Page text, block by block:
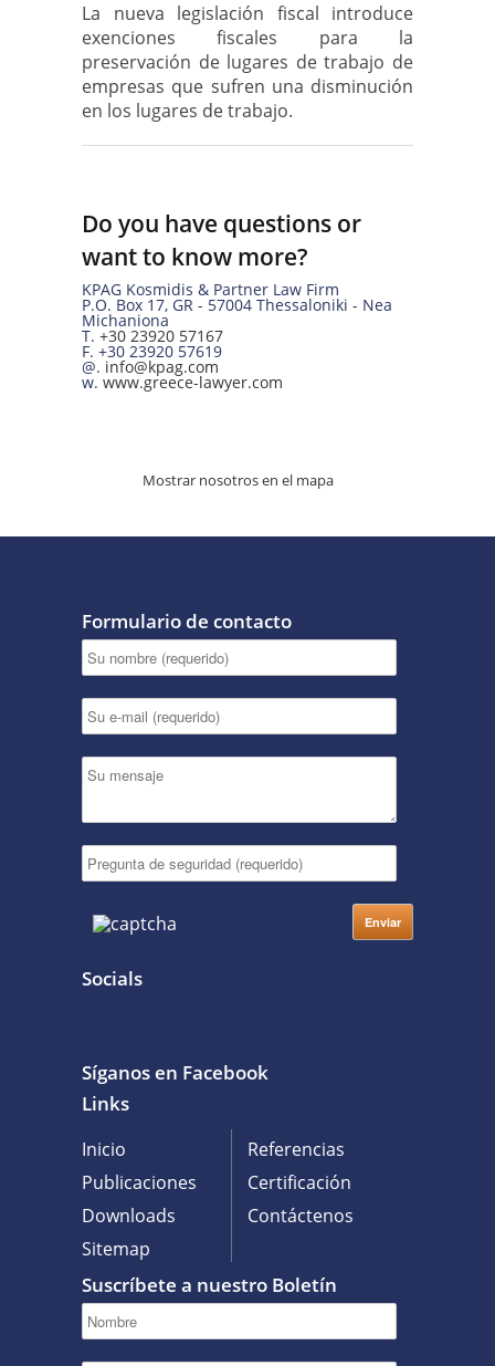
La nueva legislación fiscal introduce
exenciones fiscales para la
preservación de lugares de trabajo de
empresas que sufren una disminución
en los lugares de trabajo.
Do you have questions or
want to know more?
KPAG Kosmidis & Partner Law Firm
P.O. Box 17, GR - 57004 Thessaloniki - Nea
Michaniona
T. +30 23920 57167
F. +30 23920 57619
@. info@kpag.com
w. www.greece-lawyer.com
Mostrar nosotros en el mapa
Formulario de contacto
Socials
Síganos en Facebook
Links
Inicio
Referencias
Publicaciones
Certificación
Downloads
Contáctenos
Sitemap
Suscríbete a nuestro Boletín